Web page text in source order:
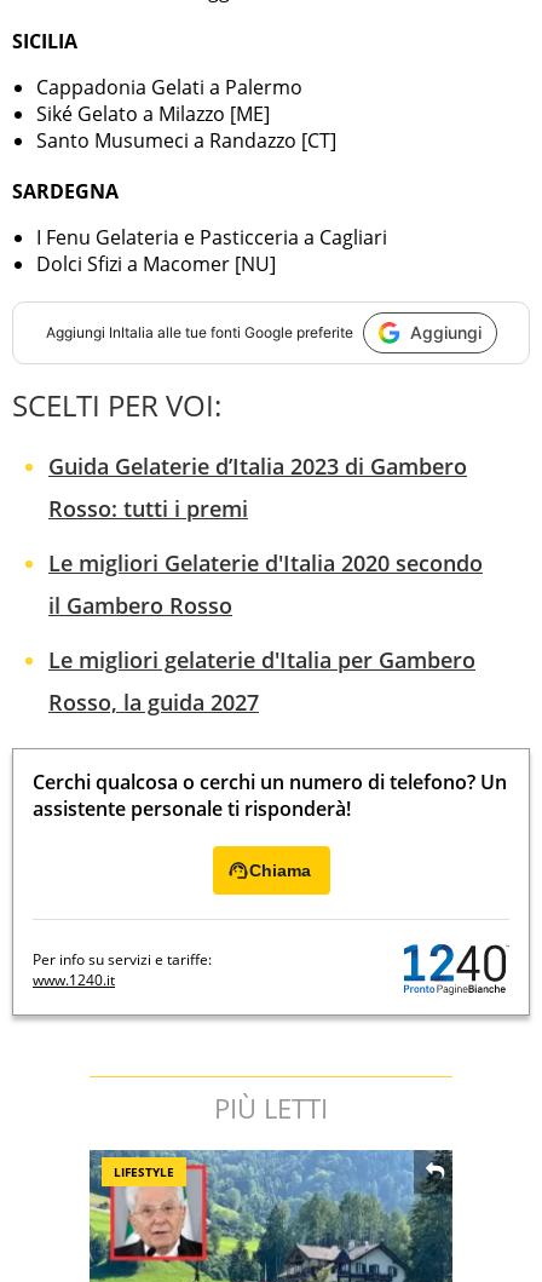
SICILIA
Cappadonia Gelati a Palermo
Siké Gelato a Milazzo [ME]
Santo Musumeci a Randazzo [CT]
SARDEGNA
I Fenu Gelateria e Pasticceria a Cagliari
Dolci Sfizi a Macomer [NU]
Aggiungi InItalia alle tue fonti Google preferite Aggiungi
SCELTI PER VOI:
Guida Gelaterie d’Italia 2023 di Gambero
Rosso: tutti i premi
Le migliori Gelaterie d'Italia 2020 secondo
il Gambero Rosso
Le migliori gelaterie d'Italia per Gambero
Rosso, la guida 2027
Cerchi qualcosa o cerchi un numero di telefono? Un
assistente personale ti risponderà!
Chiama
Per info su servizi e tariffe:
www.1240.it
PIÙ LETTI
LIFESTYLE